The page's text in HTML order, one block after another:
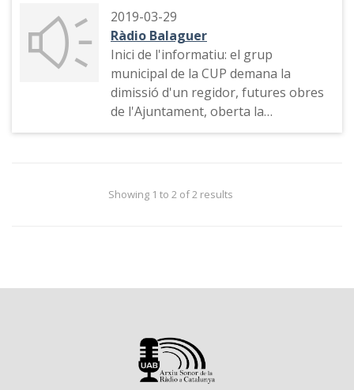
2019-03-29
Ràdio Balaguer
Inici de l'informatiu: el grup
municipal de la CUP demana la
dimissió d'un regidor, futures obres
de l'Ajuntament, oberta la
preinscripció per al proper curs, etc.
Showing 1 to 2 of 2 results